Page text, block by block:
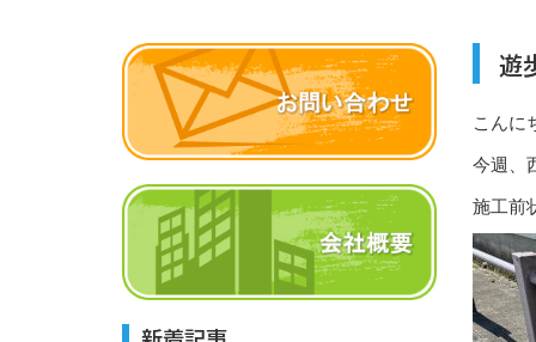
遊
こんに
今週、
施工前